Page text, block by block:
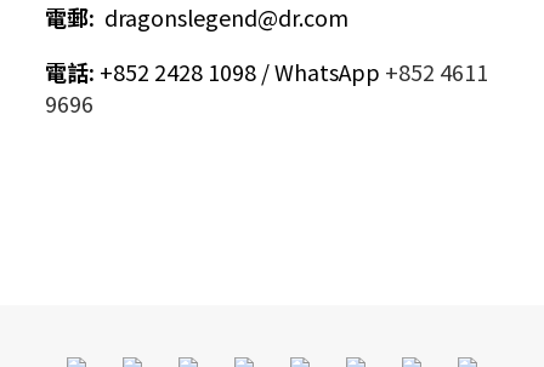
電郵: dragonslegend@dr.com
電話: +852 2428 1098 / WhatsApp +852 4611
9696